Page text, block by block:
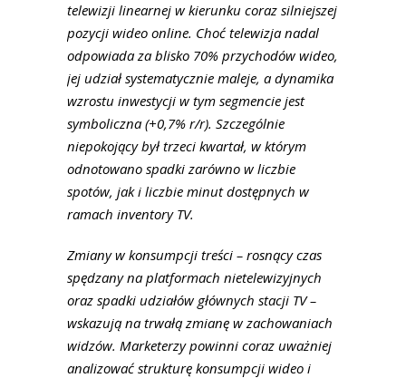
telewizji linearnej w kierunku coraz silniejszej
pozycji wideo online. Choć telewizja nadal
odpowiada za blisko 70% przychodów wideo,
jej udział systematycznie maleje, a dynamika
wzrostu inwestycji w tym segmencie jest
symboliczna (+0,7% r/r). Szczególnie
niepokojący był trzeci kwartał, w którym
odnotowano spadki zarówno w liczbie
spotów, jak i liczbie minut dostępnych w
ramach inventory TV.
Zmiany w konsumpcji treści – rosnący czas
spędzany na platformach nietelewizyjnych
oraz spadki udziałów głównych stacji TV –
wskazują na trwałą zmianę w zachowaniach
widzów. Marketerzy powinni coraz uważniej
analizować strukturę konsumpcji wideo i